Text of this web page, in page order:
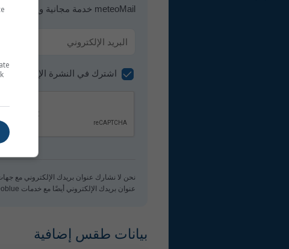
meteoMail خدمة مجانية ويمكن إلغاء الاشتراك فيها في أي وقت.
اشترك في النشرة الإخبارية
نحن لا نشارك عنوان بريدك الإلكتروني مع
عنوان بريدك الإلكتروني أيضًا مع خدمات meteoblue الأخرى.
بيانات طقس إضافية